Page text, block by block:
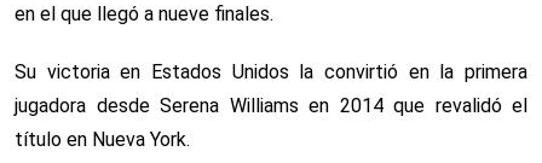
en el que llegó a nueve finales.
Su victoria en Estados Unidos la convirtió en la primera
jugadora desde Serena Williams en 2014 que revalidó el
título en Nueva York.